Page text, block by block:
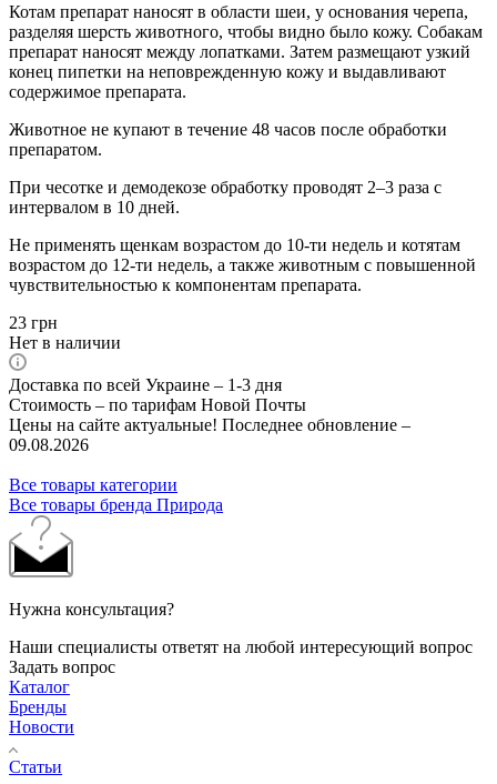
Котам препарат наносят в области шеи, у основания черепа,
разделяя шерсть животного, чтобы видно было кожу. Собакам
препарат наносят между лопатками. Затем размещают узкий
конец пипетки на неповрежденную кожу и выдавливают
содержимое препарата.
Животное не купают в течение 48 часов после обработки
препаратом.
При чесотке и демодекозе обработку проводят 2–3 раза с
интервалом в 10 дней.
Не применять щенкам возрастом до 10-ти недель и котятам
возрастом до 12-ти недель, а также животным с повышенной
чувствительностью к компонентам препарата.
23 грн
Нет в наличии
Доставка по всей Украине – 1-3 дня
Стоимость – по тарифам Новой Почты
Цены на сайте актуальные! Последнее обновление –
09.08.2026
Все товары категории
Все товары бренда Природа
Нужна консультация?
Наши специалисты ответят на любой интересующий вопрос
Задать вопрос
Каталог
Бренды
Новости
Статьи